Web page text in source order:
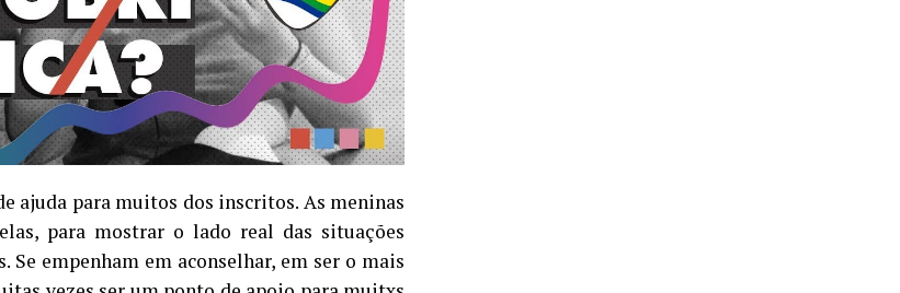
ajuda para muitos dos inscritos. As meninas
para mostrar o lado real das situações
empenham em aconselhar, em ser o mais